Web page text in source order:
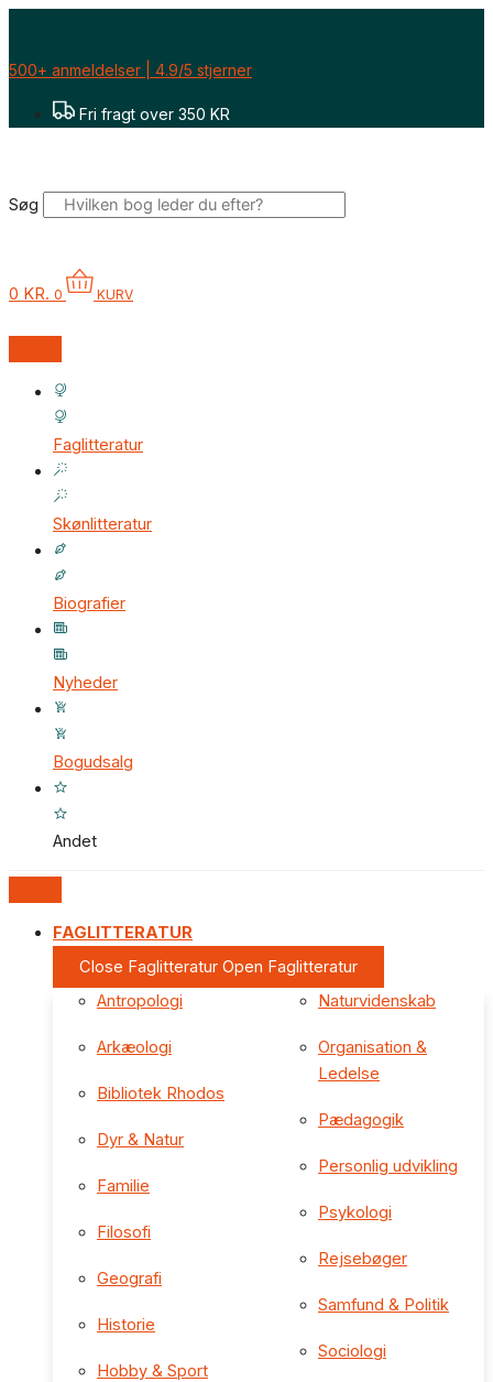
Gå
indholdet
500+ anmeldelser | 4.9/5 stjerner
Fri fragt over 350 KR
Søg
0 KR. 0 KURV
Faglitteratur
Skønlitteratur
Biografier
Nyheder
Bogudsalg
Andet
FAGLITTERATUR
Close Faglitteratur Open Faglitteratur
Antropologi
Arkæologi
Bibliotek Rhodos
Dyr & Natur
Familie
Filosofi
Geografi
Historie
Hobby & Sport
Naturvidenskab
Organisation &
Ledelse
Pædagogik
Personlig udvikling
Psykologi
Rejsebøger
Samfund & Politik
Sociologi